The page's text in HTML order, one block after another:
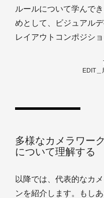
ルールについて学んで
めとして、ビジュアル
レイアウトコンポジシ
EDIT＿
多様なカメラワー
について理解する
以降では、代表的なカ
ンを紹介します。もし